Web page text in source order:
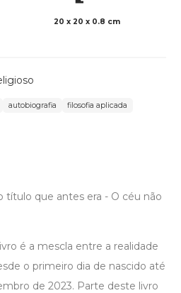
20 x 20 x 0.8 cm
autobiografia
filosofia aplicada
título que antes era - O céu não
é a mescla entre a realidade
o primeiro dia de nascido até
de 2023. Parte deste livro